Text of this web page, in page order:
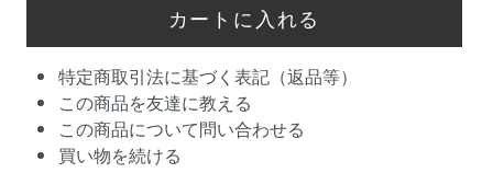
特定商取引法に基づく表記（返品等）
この商品を友達に教える
この商品について問い合わせる
買い物を続ける